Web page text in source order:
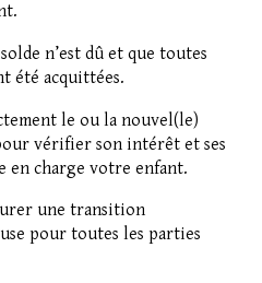
n’est dû et que toutes
été acquittées.
le ou la nouvel(le)
vérifier son intérêt et ses
en charge votre enfant.
une transition
pour toutes les parties